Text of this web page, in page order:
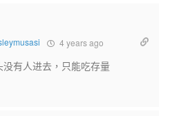
4 years ago
有人进去，只能吃存量